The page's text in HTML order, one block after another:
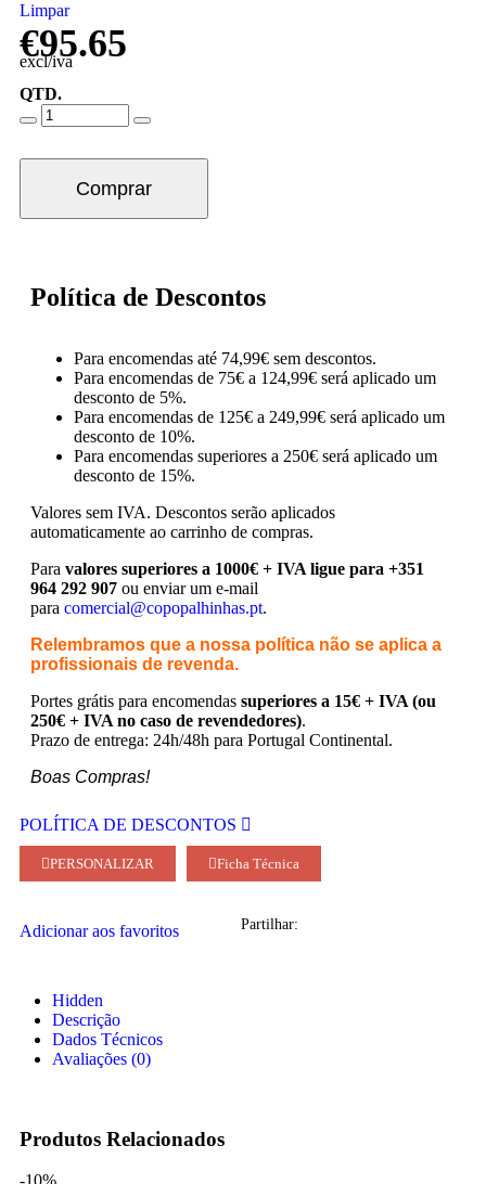
Limpar
€95.65
excl/iva
QTD.
Comprar
Política de Descontos
Para encomendas até 74,99€ sem descontos.
Para encomendas de 75€ a 124,99€ será aplicado um
desconto de 5%.
Para encomendas de 125€ a 249,99€ será aplicado um
desconto de 10%.
Para encomendas superiores a 250€ será aplicado um
desconto de 15%.
Valores sem IVA. Descontos serão aplicados
automaticamente ao carrinho de compras.
Para valores superiores a 1000€ + IVA ligue para +351
964 292 907 ou enviar um e-mail
para comercial@copopalhinhas.pt.
Relembramos que a nossa política não se aplica a
profissionais de revenda.
Portes grátis para encomendas superiores a 15€ + IVA (ou
250€ + IVA no caso de revendedores).
Prazo de entrega: 24h/48h para Portugal Continental.
Boas Compras!
POLÍTICA DE DESCONTOS
PERSONALIZAR Ficha Técnica
Adicionar aos favoritos Partilhar:
Hidden
Descrição
Dados Técnicos
Avaliações (0)
Produtos Relacionados